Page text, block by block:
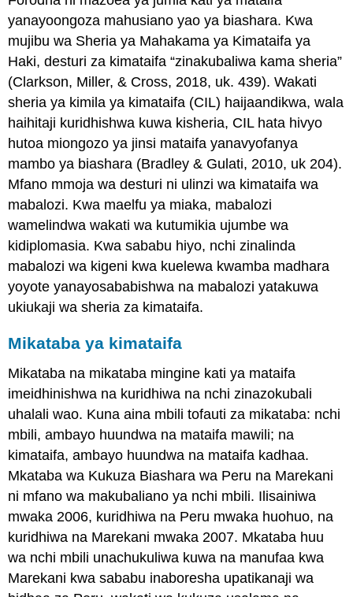
yanayoongoza mahusiano yao ya biashara. Kwa
mujibu wa Sheria ya Mahakama ya Kimataifa ya
Haki, desturi za kimataifa “zinakubaliwa kama sheria”
(Clarkson, Miller, & Cross, 2018, uk. 439). Wakati
sheria ya kimila ya kimataifa (CIL) haijaandikwa, wala
haihitaji kuridhishwa kuwa kisheria, CIL hata hivyo
hutoa miongozo ya jinsi mataifa yanavyofanya
mambo ya biashara (Bradley & Gulati, 2010, uk 204).
Mfano mmoja wa desturi ni ulinzi wa kimataifa wa
mabalozi. Kwa maelfu ya miaka, mabalozi
wamelindwa wakati wa kutumikia ujumbe wa
kidiplomasia. Kwa sababu hiyo, nchi zinalinda
mabalozi wa kigeni kwa kuelewa kwamba madhara
yoyote yanayosababishwa na mabalozi yatakuwa
ukiukaji wa sheria za kimataifa.
Mikataba ya kimataifa
Mikataba na mikataba mingine kati ya mataifa
imeidhinishwa na kuridhiwa na nchi zinazokubali
uhalali wao. Kuna aina mbili tofauti za mikataba: nchi
mbili, ambayo huundwa na mataifa mawili; na
kimataifa, ambayo huundwa na mataifa kadhaa.
Mkataba wa Kukuza Biashara wa Peru na Marekani
ni mfano wa makubaliano ya nchi mbili. Ilisainiwa
mwaka 2006, kuridhiwa na Peru mwaka huohuo, na
kuridhiwa na Marekani mwaka 2007. Mkataba huu
wa nchi mbili unachukuliwa kuwa na manufaa kwa
Marekani kwa sababu inaboresha upatikanaji wa